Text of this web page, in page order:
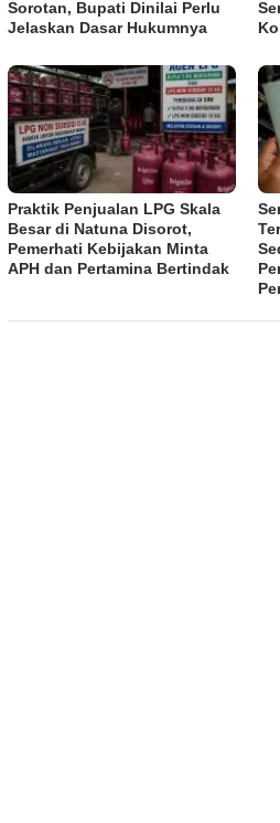
Sorotan, Bupati Dinilai Perlu
Jelaskan Dasar Hukumnya
Praktik Penjualan LPG Skala
Besar di Natuna Disorot,
Pemerhati Kebijakan Minta
APH dan Pertamina Bertindak